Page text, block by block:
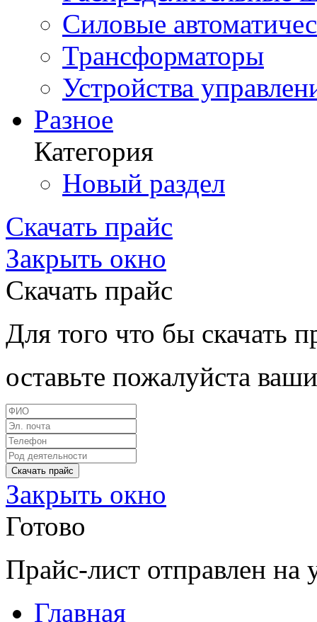
Силовые
Трансформаторы
Устройства
Разное
Категория
Новый раздел
Скачать прайс
Закрыть окно
Скачать прайс
Для того что бы скачать
оставьте пожалуйста
Закрыть окно
Готово
Прайс-лист отправлен
Главная